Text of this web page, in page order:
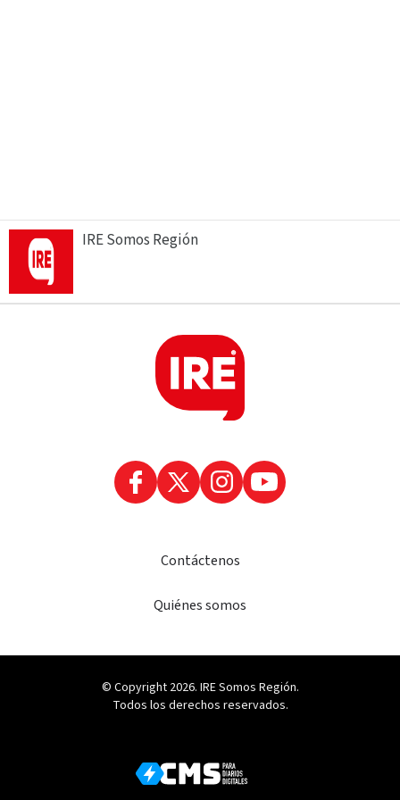
IRE Somos Región
Contáctenos
Quiénes somos
© Copyright 2026. IRE Somos Región.
Todos los derechos reservados.